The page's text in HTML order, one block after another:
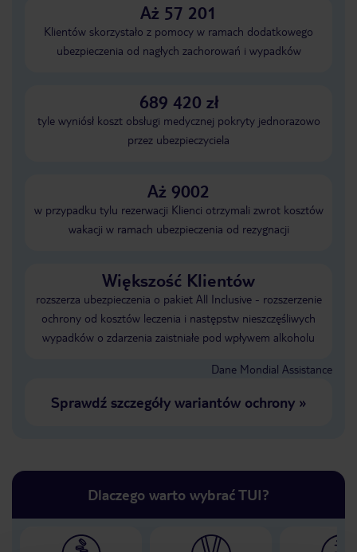
Aż 57 201
Klientów skorzystało z pomocy w ramach dodatkowego
ubezpieczenia od nagłych zachorowań i wypadków
689 420 zł
tyle wyniósł koszt obsługi medycznej pokryty jednorazowo
przez ubezpieczyciela
Aż 9002
w przypadku tylu rezerwacji Klienci otrzymali zwrot kosztów
wakacji w ramach ubezpieczenia od rezygnacji
Większość Klientów
rozszerza ubezpieczenia o pakiet All Inclusive - rozszerzenie
ochrony od kosztów leczenia i następstw nieszczęśliwych
wypadków o zdarzenia zaistniałe pod wpływem alkoholu
Dane Mondial Assistance
Sprawdź szczegóły wariantów ochrony»
Dlaczego warto wybrać TUI?